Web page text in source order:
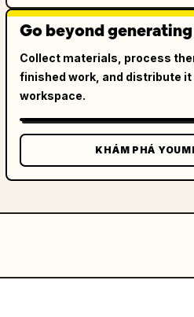
Go beyond
Collect materials, process
finished work, and distribute it
workspace.
KHÁM PHÁ